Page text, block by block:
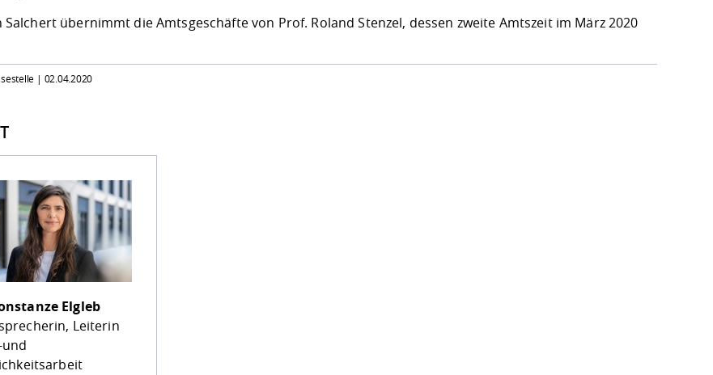
Salchert übernimmt die Amtsgeschäfte von Prof. Roland Stenzel, dessen zweite Amtszeit im März 2020
| 02.04.2020
Elgleb
Leiterin
und